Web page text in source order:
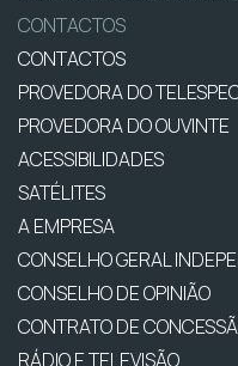
CONTACTOS
CONTACTOS
PROVEDORA DO
PROVEDORA DO OUVINTE
ACESSIBILIDADES
SATÉLITES
A EMPRESA
CONSELHO GERAL
CONSELHO DE OPINIÃO
CONTRATO DE
RÁDIO E TELEVISÃO